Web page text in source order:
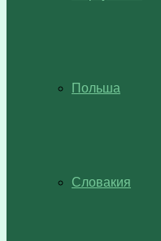
Польша
Словакия